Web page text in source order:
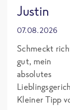
Justin
07.08.2026
Schmeckt
gut, mein
absolutes
Kleiner Tipp